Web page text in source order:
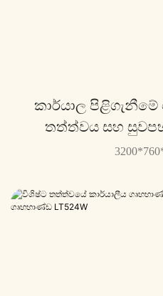
කාර්යාල පිළිගැනීමේ
තත්ත්වය සහ